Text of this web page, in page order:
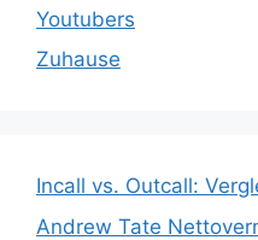
Youtubers
Zuhause
Incall vs. Outcall:
Andrew Tate